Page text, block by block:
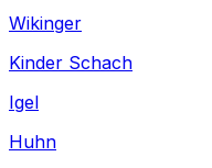
Wikinger
Kinder Schach
Igel
Huhn